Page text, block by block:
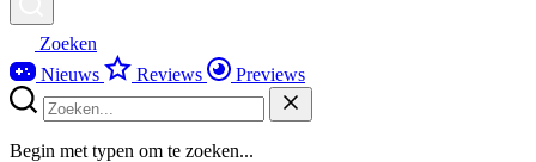
Zoeken
Nieuws
Reviews Previews
Begin met typen om te zoeken...